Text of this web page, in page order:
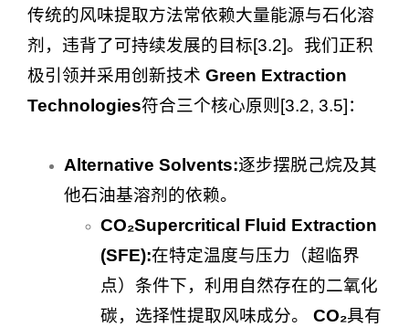
传统的风味提取方法常依赖大量能源与石化溶
剂，违背了可持续发展的目标[3.2]。我们正积
极引领并采用创新技术 Green Extraction
Technologies符合三个核心原则[3.2, 3.5]：
Alternative Solvents:逐步摆脱己烷及其
他石油基溶剂的依赖。
CO₂Supercritical Fluid Extraction
(SFE):在特定温度与压力（超临界
点）条件下，利用自然存在的二氧化
碳，选择性提取风味成分。 CO₂具有